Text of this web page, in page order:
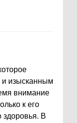
и изысканным
внимание
к его
здоровья. В